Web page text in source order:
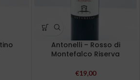
Antonelli – Rosso di
Montefalco Riserva
€19,00